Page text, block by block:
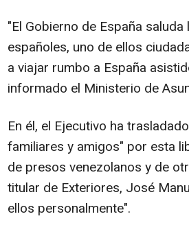
"El Gobierno de España
españoles, uno de ellos
a viajar rumbo a España
informado el Ministerio de
En él, el Ejecutivo ha
familiares y amigos" por esta
de presos venezolanos y de
titular de Exteriores, José
ellos personalmente".